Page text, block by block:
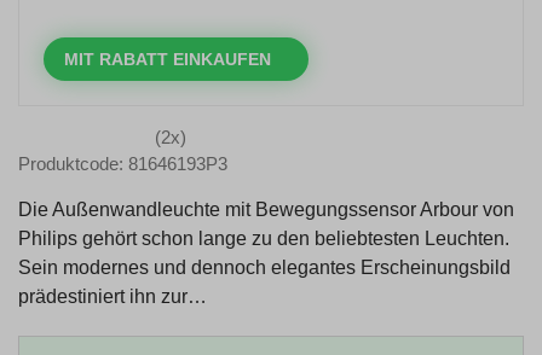
MIT RABATT EINKAUFEN
(2x)
Produktcode: 81646193P3
Die Außenwandleuchte mit Bewegungssensor Arbour von
Philips gehört schon lange zu den beliebtesten Leuchten.
Sein modernes und dennoch elegantes Erscheinungsbild
prädestiniert ihn zur…